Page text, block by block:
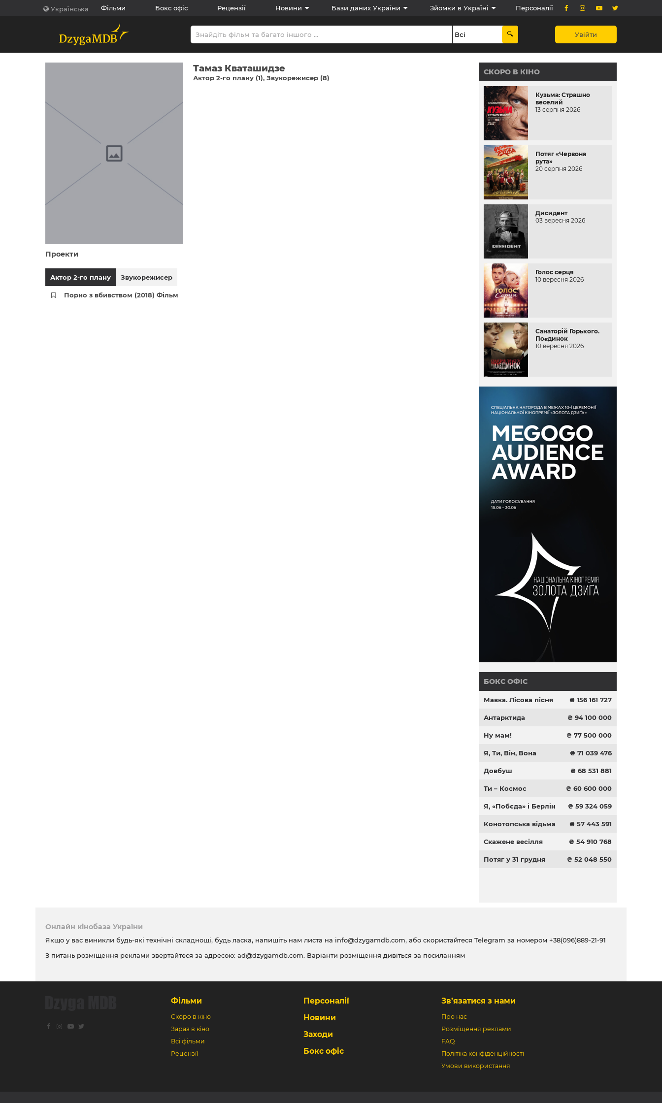
Українська Фільми Бокс офіс Рецензії Новини Бази даних України Зйомки в Україні Персоналії
Увійти
Тамаз Кваташидзе
Актор 2-го плану (1) Звукорежисер (8)
Проекти
Актор 2-го плану Звукорежисер
Порно з вбивством (2018) Фільм
СКОРО В КІНО
Кузьма: Страшно
веселий
13 серпня 2026
Потяг «Червона
рута»
20 серпня 2026
Дисидент
03 вересня 2026
Голос серця
10 вересня 2026
Санаторій Горького.
Поєдинок
10 вересня 2026
БОКС ОФІС
Мавка. Лісова пісня ₴ 156 161 727
Антарктида ₴ 94 100 000
Ну мам! ₴ 77 500 000
Я, Ти, Він, Вона ₴ 71 039 476
Довбуш ₴ 68 531 881
Ти – Космос ₴ 60 600 000
Я, «Побєда» і Берлін ₴ 59 324 059
Конотопська відьма ₴ 57 443 591
Скажене весілля ₴ 54 910 768
Потяг у 31 грудня ₴ 52 048 550
Онлайн кінобаза України
Якщо у вас виникли будь-які технічні складнощі, будь ласка, напишіть нам листа на info@dzygamdb.com, або скористайтеся Telegram за номером +38(096)889-21-91
З питань розміщення реклами звертайтеся за адресою: ad@dzygamdb.com. Варіанти розміщення дивіться за посиланням
Фільми
Скоро в кіно
Зараз в кіно
Всі фільми
Рецензії
Персоналії
Новини
Заходи
Бокс офіс
Зв’язатися з нами
Про нас
Розміщення реклами
FAQ
Політіка конфіденційності
Умови використання